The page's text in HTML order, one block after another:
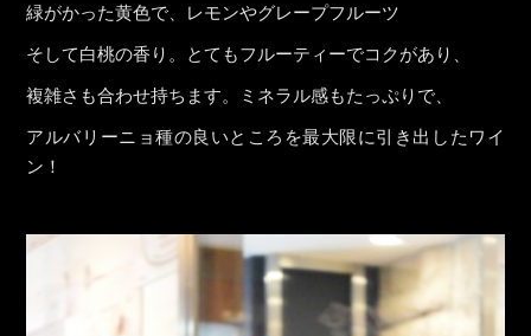
緑がかった黄色で、レモンやグレープフルーツ
そして白桃の香り。とてもフルーティーでコクがあり、
複雑さも合わせ持ちます。ミネラル感もたっぷりで、
アルバリーニョ種の良いところを最大限に引き出したワイ
ン！